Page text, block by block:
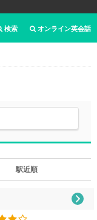
オンライン英会話
検索
駅近順